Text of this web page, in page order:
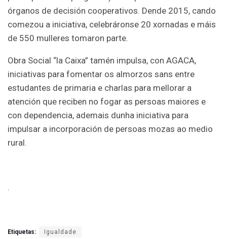
órganos de decisión cooperativos. Dende 2015, cando
comezou a iniciativa, celebráronse 20 xornadas e máis
de 550 mulleres tomaron parte.
Obra Social “la Caixa” tamén impulsa, con AGACA,
iniciativas para fomentar os almorzos sans entre
estudantes de primaria e charlas para mellorar a
atención que reciben no fogar as persoas maiores e
con dependencia, ademais dunha iniciativa para
impulsar a incorporación de persoas mozas ao medio
rural.
.
Etiquetas: Igualdade